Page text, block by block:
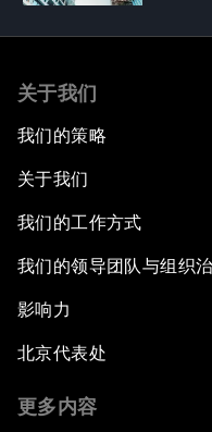
关于我们
我们的策略
关于我们
我们的工作方式
我们的领导团队与组织
影响力
北京代表处
更多内容